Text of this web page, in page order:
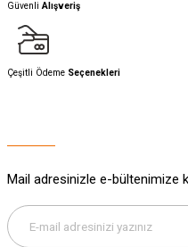
Güvenli Alışveriş
Çeşitli Ödeme Seçenekleri
Mail adresinizle e-bültenimize